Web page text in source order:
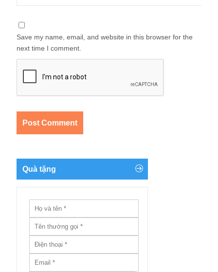
Save my name, email, and website in this browser for the
next time I comment.
Quà tặng